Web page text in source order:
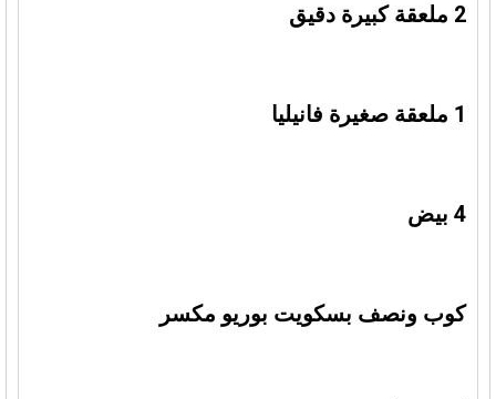
2 ملعقة كبيرة دقيق
1 ملعقة صغيرة فانيليا
4 بيض
كوب ونصف بسكويت بوريو مكسر